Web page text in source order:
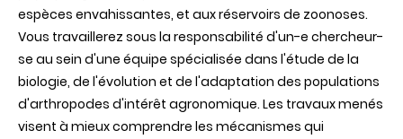
espèces envahissantes, et aux réservoirs de zoonoses.
Vous travaillerez sous la responsabilité d'un-e chercheur-
se au sein d'une équipe spécialisée dans l'étude de la
biologie, de l'évolution et de l'adaptation des populations
d'arthropodes d'intérêt agronomique. Les travaux menés
visent à mieux comprendre les mécanismes qui